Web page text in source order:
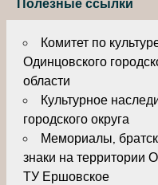
Полезные ссылки
Комитет по
Одинцовского
области
Культурное
городского округа
Мемориалы,
знаки на территории
ТУ Ершовское